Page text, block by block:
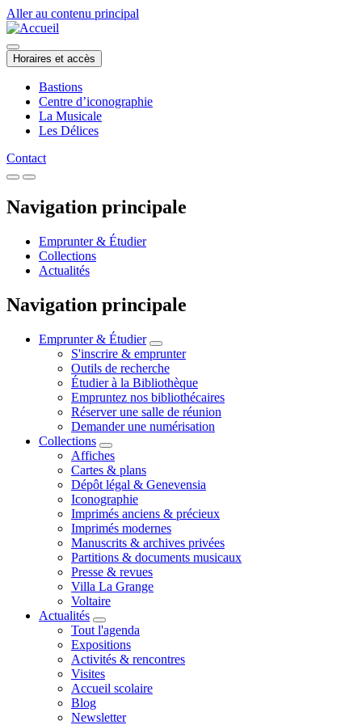
Aller au contenu principal
Horaires et accès
Bastions
Centre d’iconographie
La Musicale
Les Délices
Contact
Navigation principale
Emprunter & Étudier
Collections
Actualités
Navigation principale
Emprunter & Étudier
S'inscrire & emprunter
Outils de recherche
Étudier à la Bibliothèque
Empruntez nos bibliothécaires
Réserver une salle de réunion
Demander une numérisation
Collections
Affiches
Cartes & plans
Dépôt légal & Genevensia
Iconographie
Imprimés anciens & précieux
Imprimés modernes
Manuscrits & archives privées
Partitions & documents musicaux
Presse & revues
Villa La Grange
Voltaire
Actualités
Tout l'agenda
Expositions
Activités & rencontres
Visites
Accueil scolaire
Blog
Newsletter